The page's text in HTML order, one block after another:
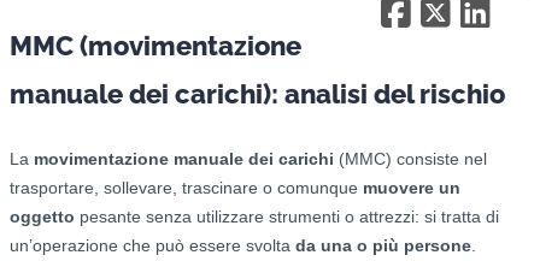
MMC (movimentazione
manuale dei carichi): analisi del rischio
La movimentazione manuale dei carichi (MMC) consiste nel
trasportare, sollevare, trascinare o comunque muovere un
oggetto pesante senza utilizzare strumenti o attrezzi: si tratta di
un’operazione che può essere svolta da una o più persone